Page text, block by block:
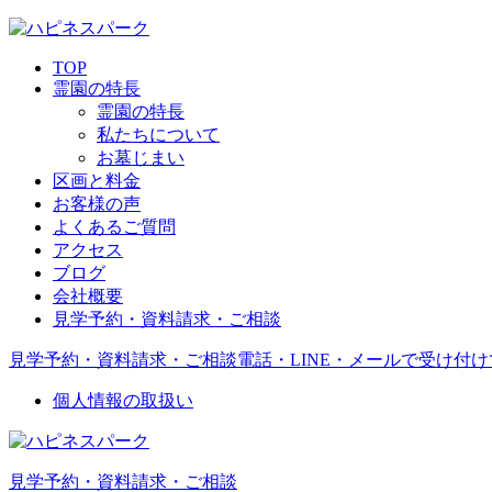
TOP
霊園の特長
霊園の特長
私たちについて
お墓じまい
区画と料金
お客様の声
よくあるご質問
アクセス
ブログ
会社概要
見学予約・資料請求・ご相談
見学予約・資料請求・ご相談電話・LINE・メールで受け付け
個人情報の取扱い
見学予約・資料請求・ご相談